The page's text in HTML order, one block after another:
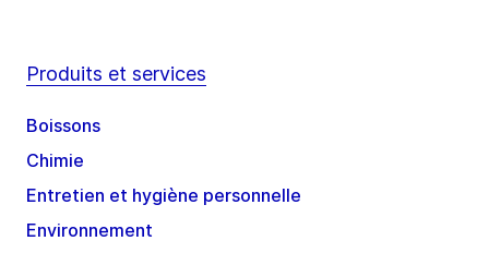
Produits et services
Boissons
Chimie
Entretien et hygiène personnelle
Environnement